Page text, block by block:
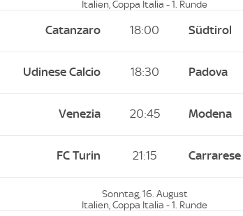
Italien, Coppa Italia - 1. Runde
Catanzaro 18:00 Südtirol
Udinese Calcio 18:30 Padova
Venezia 20:45 Modena
FC Turin 21:15 Carrarese
Sonntag, 16. August
Italien, Coppa Italia - 1. Runde